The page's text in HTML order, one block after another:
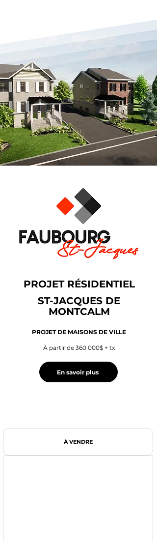
PROJET RÉSIDENTIEL
ST-JACQUES DE
MONTCALM
PROJET DE MAISONS DE VILLE
À partir de 360 000$ + tx
En savoir plus
À VENDRE